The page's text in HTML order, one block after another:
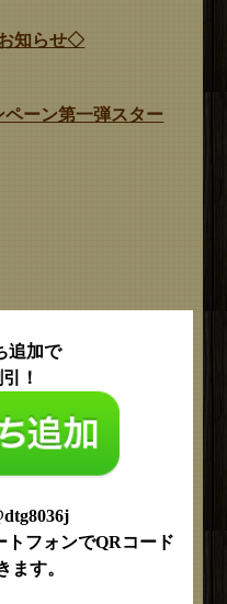
知らせ◇
ペーン第一弾スター
追加で
！
トフォンでQRコード
ます。